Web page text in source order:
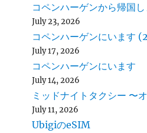
コペンハーゲンから帰国し
July 23, 2026
コペンハーゲンにいます
July 17, 2026
コペンハーゲンにいます
July 14, 2026
ミッドナイトタクシー 〜
July 11, 2026
UbigiのeSIM